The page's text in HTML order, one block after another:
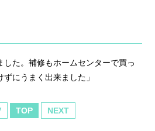
した。補修もホームセンターで買っ
にうまく出来ました」
TOP NEXT